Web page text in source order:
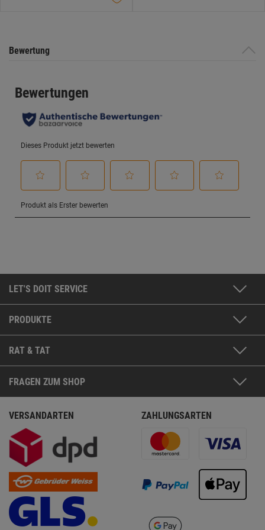
Bewertung
LET'S DOIT SERVICE
PRODUKTE
RAT & TAT
FRAGEN ZUM SHOP
VERSANDARTEN ZAHLUNGSARTEN